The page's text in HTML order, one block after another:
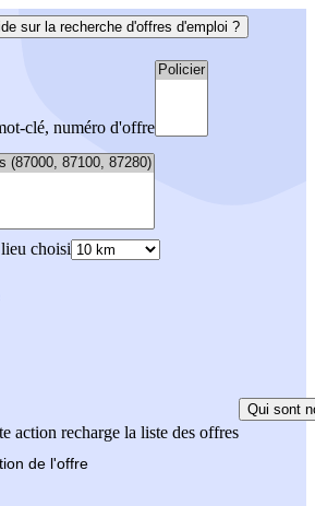
sur la recherche d'offres d'emploi ?
clé, numéro d'offre
choisi
action recharge la liste des offres
Qui sont
de l'offre